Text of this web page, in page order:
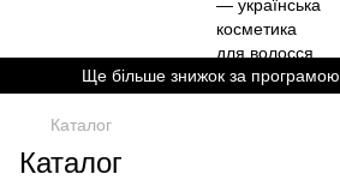
Ще більше знижок за програмою
Каталог
Каталог